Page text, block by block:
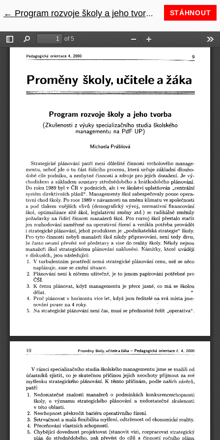
← Návrat na podrobnosti článku
Program rozvoje školy a jeho tvorba (Zkušenosti z výuky specializačního studia školského managementu na PdF UP) STÁHNOUT